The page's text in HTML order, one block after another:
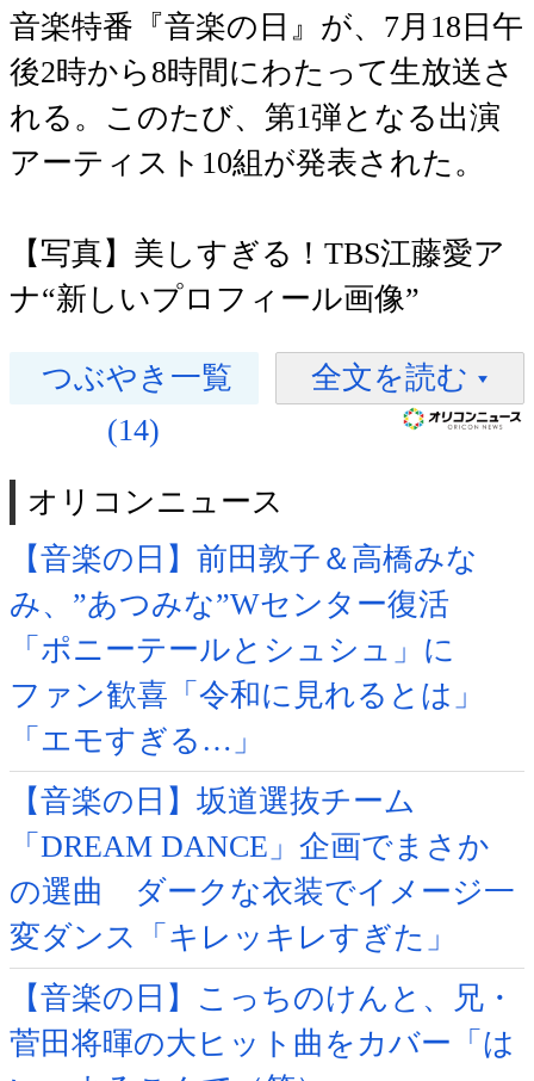
音楽特番『音楽の日』が、7月18日午
後2時から8時間にわたって生放送さ
れる。このたび、第1弾となる出演
アーティスト10組が発表された。
【写真】美しすぎる！TBS江藤愛ア
ナ“新しいプロフィール画像”
つぶやき一覧
(14)
全文を読む
オリコンニュース
【音楽の日】前田敦子＆高橋みな
み、”あつみな”Wセンター復活
「ポニーテールとシュシュ」に
ファン歓喜「令和に見れるとは」
「エモすぎる…」
【音楽の日】坂道選抜チーム
「DREAM DANCE」企画でまさか
の選曲 ダークな衣装でイメージ一
変ダンス「キレッキレすぎた」
【音楽の日】こっちのけんと、兄・
菅田将暉の大ヒット曲をカバー「は